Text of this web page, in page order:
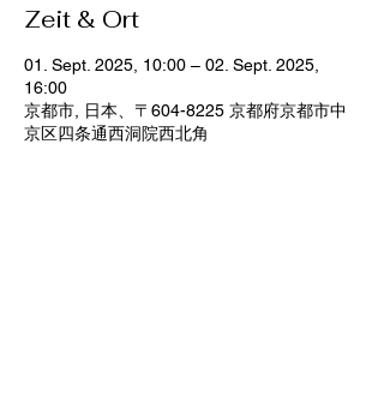
Zeit & Ort
01. Sept. 2025, 10:00 – 02. Sept. 2025,
16:00
京都市, 日本、〒604-8225 京都府京都市中
京区四条通西洞院西北角